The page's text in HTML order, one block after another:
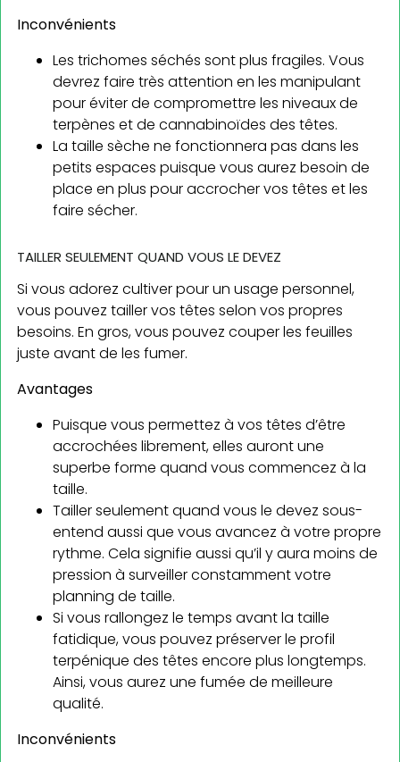
Inconvénients
Les trichomes séchés sont plus fragiles. Vous
devrez faire très attention en les manipulant
pour éviter de compromettre les niveaux de
terpènes et de cannabinoïdes des têtes.
La taille sèche ne fonctionnera pas dans les
petits espaces puisque vous aurez besoin de
place en plus pour accrocher vos têtes et les
faire sécher.
TAILLER SEULEMENT QUAND VOUS LE DEVEZ
Si vous adorez cultiver pour un usage personnel,
vous pouvez tailler vos têtes selon vos propres
besoins. En gros, vous pouvez couper les feuilles
juste avant de les fumer.
Avantages
Puisque vous permettez à vos têtes d’être
accrochées librement, elles auront une
superbe forme quand vous commencez à la
taille.
Tailler seulement quand vous le devez sous-
entend aussi que vous avancez à votre propre
rythme. Cela signifie aussi qu’il y aura moins de
pression à surveiller constamment votre
planning de taille.
Si vous rallongez le temps avant la taille
fatidique, vous pouvez préserver le profil
terpénique des têtes encore plus longtemps.
Ainsi, vous aurez une fumée de meilleure
qualité.
Inconvénients